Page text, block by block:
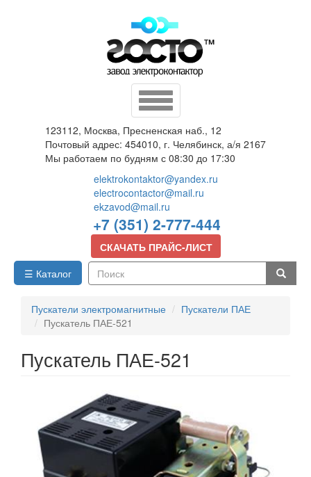
Toggle
navigation
123112, Москва, Пресненская наб., 12
Почтовый адрес: 454010, г. Челябинск, а/я 2167
Мы работаем по будням с 08:30 до 17:30
elektrokontaktor@yandex.ru
electrocontactor@mail.ru
ekzavod@mail.ru
+7 (351) 2-777-444
СКАЧАТЬ ПРАЙС-ЛИСТ
☰ Каталог
Пускатели электромагнитные
Пускатели ПАЕ
Пускатель ПАЕ-521
Пускатель ПАЕ-521